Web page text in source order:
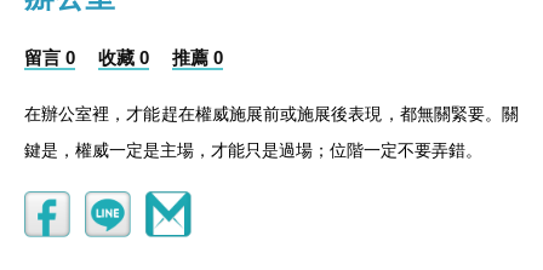
留言 0 收藏 0 推薦 0
在辦公室裡，才能趕在權威施展前或施展後表現，都無關緊要。關
鍵是，權威一定是主場，才能只是過場；位階一定不要弄錯。